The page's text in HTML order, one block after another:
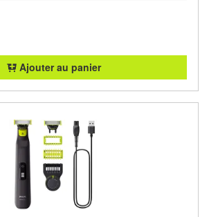
Ajouter au panier